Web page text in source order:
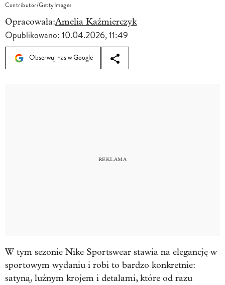
Contributor/GettyImages
Opracowała:Amelia Kaźmierczyk
Opublikowano:10.04.2026, 11:49
Obserwuj nas w Google
W tym sezonie Nike Sportswear stawia na elegancję w
sportowym wydaniu i robi to bardzo konkretnie:
satyną, luźnym krojem i detalami, które od razu